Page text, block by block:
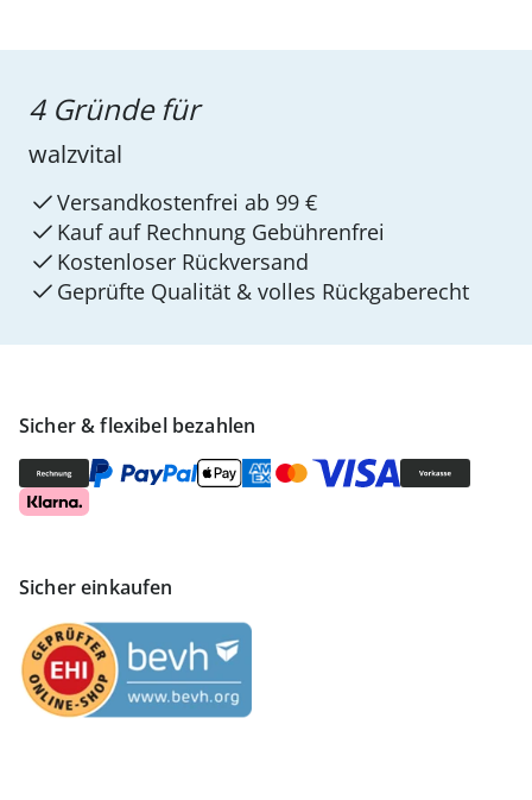
Sicher & flexibel bezahlen
Sicher einkaufen
4 Gründe für
walzvital
Versandkostenfrei ab 99 €
Kauf auf Rechnung Gebührenfrei
Kostenloser Rückversand
Geprüfte Qualität & volles Rückgaberecht